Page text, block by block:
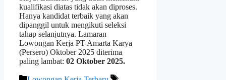
kualifikasi diatas tidak akan diproses.
Hanya kandidat terbaik yang akan
dipanggil untuk mengikuti seleksi
tahap selanjutnya. Lamaran
Lowongan Kerja PT Amarta Karya
(Persero) Oktober 2025 diterima
paling lambat: 02 Oktober 2025.
Kategori
Tag